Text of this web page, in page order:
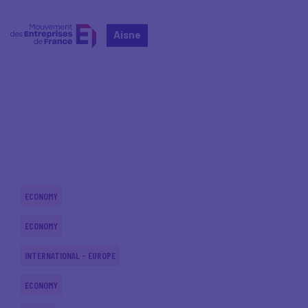
Aisne
ECONOMY
ECONOMY
INTERNATIONAL - EUROPE
ECONOMY